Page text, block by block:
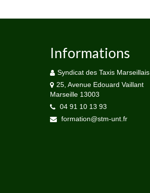
Informations
Syndicat des Taxis Marseillais
25, Avenue Edouard Vaillant
Marseille 13003
04 91 10 13 93
formation@stm-unt.fr